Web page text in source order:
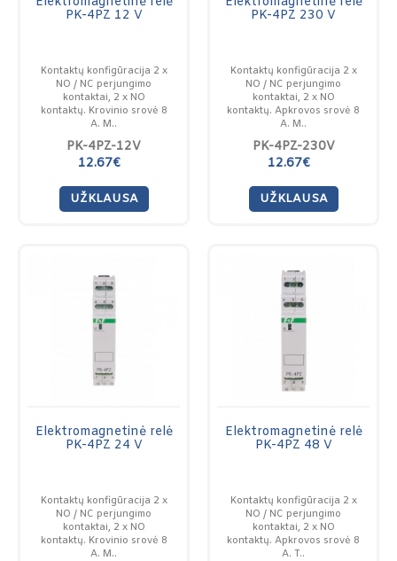
PK-4PZ 12 V
Kontaktų konfigūracija 2 x
NO / NC perjungimo
kontaktai, 2 x NO
kontaktų. Krovinio srovė 8
A. M..
PK-4PZ-12V
12.67€
UŽKLAUSA
PK-4PZ 230 V
Kontaktų konfigūracija 2 x
NO / NC perjungimo
kontaktai, 2 x NO
kontaktų. Apkrovos srovė 8
A. M..
PK-4PZ-230V
12.67€
UŽKLAUSA
Elektromagnetinė relė
PK-4PZ 24 V
Kontaktų konfigūracija 2 x
NO / NC perjungimo
kontaktai, 2 x NO
kontaktų. Krovinio srovė 8
A. M..
Elektromagnetinė relė
PK-4PZ 48 V
Kontaktų konfigūracija 2 x
NO / NC perjungimo
kontaktai, 2 x NO
kontaktų. Apkrovos srovė 8
A. T..